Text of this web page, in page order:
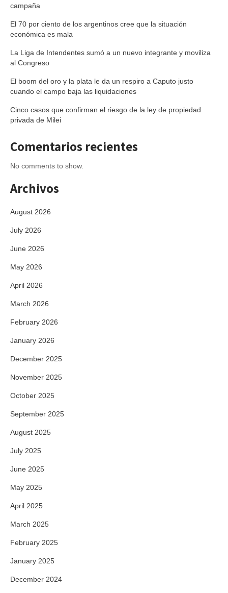
campaña
El 70 por ciento de los argentinos cree que la situación
económica es mala
La Liga de Intendentes sumó a un nuevo integrante y moviliza
al Congreso
El boom del oro y la plata le da un respiro a Caputo justo
cuando el campo baja las liquidaciones
Cinco casos que confirman el riesgo de la ley de propiedad
privada de Milei
Comentarios recientes
No comments to show.
Archivos
August 2026
July 2026
June 2026
May 2026
April 2026
March 2026
February 2026
January 2026
December 2025
November 2025
October 2025
September 2025
August 2025
July 2025
June 2025
May 2025
April 2025
March 2025
February 2025
January 2025
December 2024